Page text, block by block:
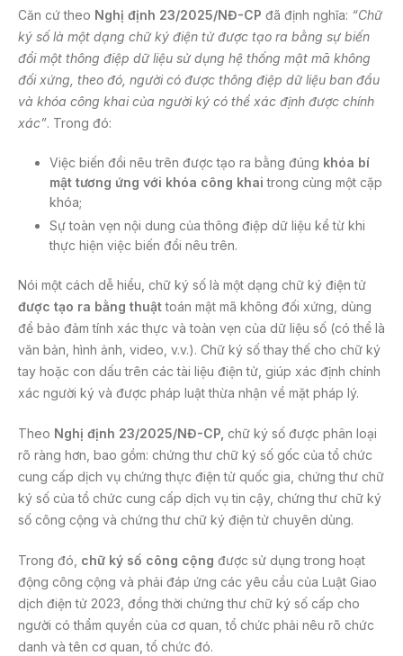
Căn cứ theo Nghị định 23/2025/NĐ-CP đã định nghĩa: “Chữ
ký số là một dạng chữ ký điện tử được tạo ra bằng sự biến
đổi một thông điệp dữ liệu sử dụng hệ thống mật mã không
đối xứng, theo đó, người có được thông điệp dữ liệu ban đầu
và khóa công khai của người ký có thể xác định được chính
xác”. Trong đó:
Việc biến đổi nêu trên được tạo ra bằng đúng khóa bí
mật tương ứng với khóa công khaitrong cùng một cặp
khóa;
Sự toàn vẹn nội dung của thông điệp dữ liệu kể từ khi
thực hiện việc biến đổi nêu trên.
Nói một cách dễ hiểu, chữ ký số là một dạng chữ ký điện tử
được tạo ra bằng thuậttoán mật mã không đối xứng, dùng
để bảo đảm tính xác thực và toàn vẹn của dữ liệu số (có thể là
văn bản, hình ảnh, video, v.v.). Chữ ký số thay thế cho chữ ký
tay hoặc con dấu trên các tài liệu điện tử, giúp xác định chính
xác người ký và được pháp luật thừa nhận về mặt pháp lý.
Theo Nghị định 23/2025/NĐ-CP, chữ ký số được phân loại
rõ ràng hơn, bao gồm: chứng thư chữ ký số gốc của tổ chức
cung cấp dịch vụ chứng thực điện tử quốc gia, chứng thư chữ
ký số của tổ chức cung cấp dịch vụ tin cậy, chứng thư chữ ký
số công cộng và chứng thư chữ ký điện tử chuyên dùng.
Trong đó, chữ ký số công cộng được sử dụng trong hoạt
động công cộng và phải đáp ứng các yêu cầu của Luật Giao
dịch điện tử 2023, đồng thời chứng thư chữ ký số cấp cho
người có thẩm quyền của cơ quan, tổ chức phải nêu rõ chức
danh và tên cơ quan, tổ chức đó.